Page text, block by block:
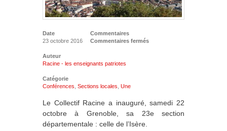
Date
23 octobre 2016
Commentaires
Commentaires fermés
Auteur
Racine - les enseignants patriotes
Catégorie
Conférences Sections locales Une
Le Collectif Racine a inauguré, samedi 22
octobre à Grenoble, sa 23e section
départementale : celle de l’Isère.